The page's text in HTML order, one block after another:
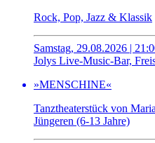
Rock, Pop, Jazz & Klassik
Samstag, 29.08.2026 |
Jolys Live-Music-Bar,
»MENSCHINE«
Tanztheaterstück von
Jüngeren (6-13 Jahre)